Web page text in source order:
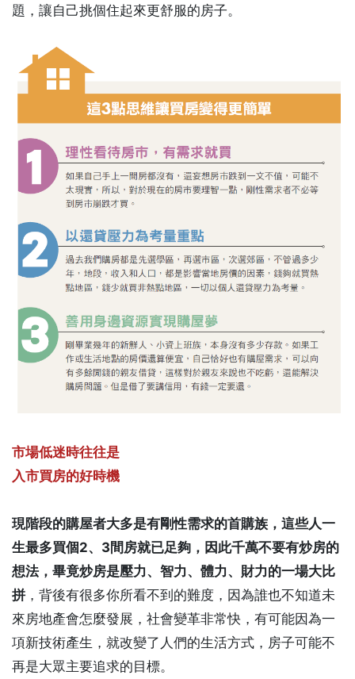
題，讓自己挑個住起來更舒服的房子。
市場低迷時往往是
入市買房的好時機
現階段的購屋者大多是有剛性需求的首購族，這些人一
生最多買個2、3間房就已足夠，因此千萬不要有炒房的
想法，畢竟炒房是壓力、智力、體力、財力的一場大比
拼，背後有很多你所看不到的難度，因為誰也不知道未
來房地產會怎麼發展，社會變革非常快，有可能因為一
項新技術產生，就改變了人們的生活方式，房子可能不
再是大眾主要追求的目標。